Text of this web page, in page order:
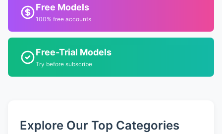
Free Models
100% free accounts
Free-Trial Models
Try before subscribe
Explore Our Top Categories